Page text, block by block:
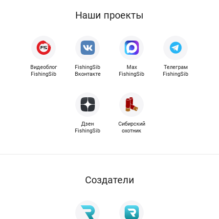
Наши проекты
Видеоблог
FishingSib
FishingSib
Вконтакте
Max
FishingSib
Телеграм
FishingSib
Дзен
FishingSib
Сибирский
охотник
Cоздатели